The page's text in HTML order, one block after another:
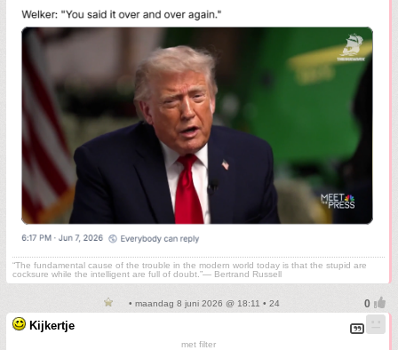
“The fundamental cause of the trouble in the modern world today is that the stupid are
cocksure while the intelligent are full of doubt.”— Bertrand Russell
• maandag 8 juni 2026 @ 18:11 • 24
Kijkertje
met filter